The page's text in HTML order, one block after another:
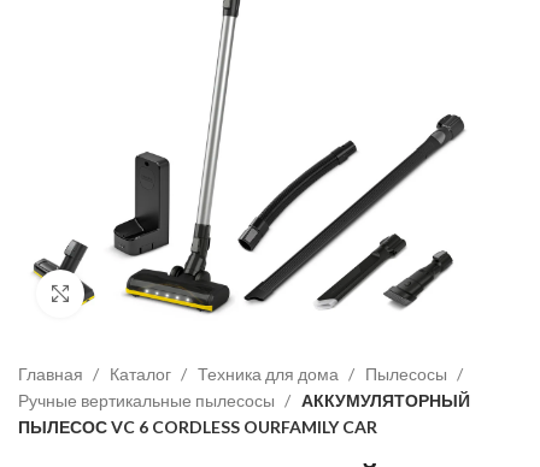
Нажмите, чтобы увеличить изображение
Главная Каталог Техника для дома
Пылесосы
Ручные вертикальные пылесосы
АККУМУЛЯТОРНЫЙ
ПЫЛЕСОС VC 6 CORDLESS OURFAMILY CAR